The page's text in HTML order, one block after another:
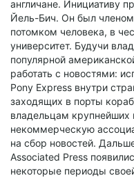
англичане. Инициативу
Йель-Бич. Он был
потомком человека, в
университет. Будучи
популярной
работать с новостями:
Pony Express внутри
заходящих в порты
владельцам крупнейших
некоммерческую
на сбор новостей.
Associated Press
некоторые периоды